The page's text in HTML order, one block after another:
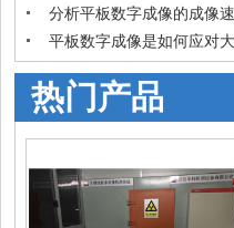
分析平板数字成像的成像
平板数字成像是如何应对
热门产品